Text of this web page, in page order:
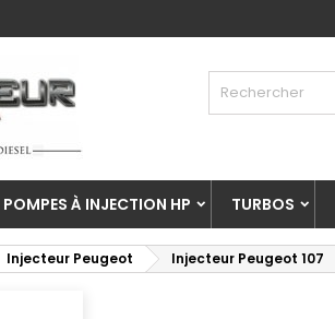
POMPES À INJECTION HP TURBOS
Injecteur Peugeot Injecteur Peugeot 107